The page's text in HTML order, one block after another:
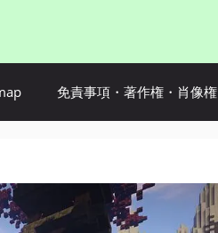
免責事項・著作権・肖像権